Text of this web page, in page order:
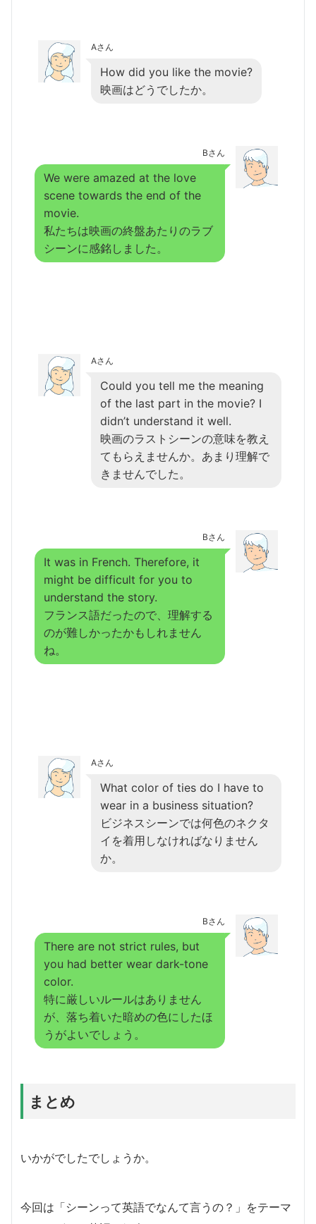
Aさん
How did you like the movie?
映画はどうでしたか。
Bさん
We were amazed at the love
scene towards the end of the
movie.
私たちは映画の終盤あたりのラブ
シーンに感銘しました。
Aさん
Could you tell me the meaning
of the last part in the movie? I
didn’t understand it well.
映画のラストシーンの意味を教え
てもらえませんか。あまり理解で
きませんでした。
Bさん
It was in French. Therefore, it
might be difficult for you to
understand the story.
フランス語だったので、理解する
のが難しかったかもしれません
ね。
Aさん
What color of ties do I have to
wear in a business situation?
ビジネスシーンでは何色のネクタ
イを着用しなければなりません
か。
Bさん
There are not strict rules, but
you had better wear dark-tone
color.
特に厳しいルールはありません
が、落ち着いた暗めの色にしたほ
うがよいでしょう。
まとめ
いかがでしたでしょうか。
今回は「シーンって英語でなんて言うの？」をテーマ